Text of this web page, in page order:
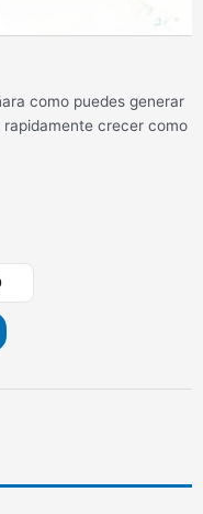
como puedes generar
crecer como